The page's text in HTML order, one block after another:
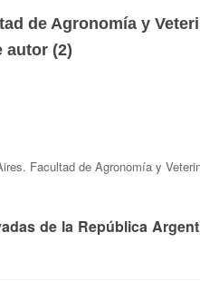
de Agronomía y
autor (2)
Facultad de Agronomía y
de la República